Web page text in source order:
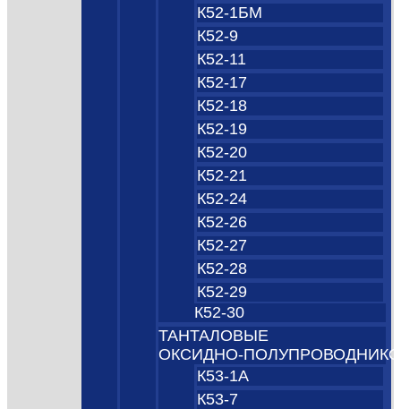
К52-1БМ
К52-9
К52-11
К52-17
К52-18
К52-19
К52-20
К52-21
К52-24
К52-26
К52-27
К52-28
К52-29
К52-30
ТАНТАЛОВЫЕ
К53-1А
К53-7